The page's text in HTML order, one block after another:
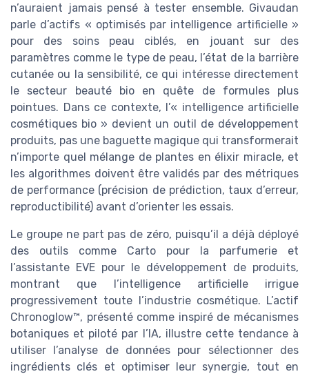
n’auraient jamais pensé à tester ensemble. Givaudan
parle d’actifs « optimisés par intelligence artificielle »
pour des soins peau ciblés, en jouant sur des
paramètres comme le type de peau, l’état de la barrière
cutanée ou la sensibilité, ce qui intéresse directement
le secteur beauté bio en quête de formules plus
pointues. Dans ce contexte, l’« intelligence artificielle
cosmétiques bio » devient un outil de développement
produits, pas une baguette magique qui transformerait
n’importe quel mélange de plantes en élixir miracle, et
les algorithmes doivent être validés par des métriques
de performance (précision de prédiction, taux d’erreur,
reproductibilité) avant d’orienter les essais.
Le groupe ne part pas de zéro, puisqu’il a déjà déployé
des outils comme Carto pour la parfumerie et
l’assistante EVE pour le développement de produits,
montrant que l’intelligence artificielle irrigue
progressivement toute l’industrie cosmétique. L’actif
Chronoglow™, présenté comme inspiré de mécanismes
botaniques et piloté par l’IA, illustre cette tendance à
utiliser l’analyse de données pour sélectionner des
ingrédients clés et optimiser leur synergie, tout en